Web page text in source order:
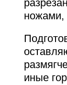
ножами,
иные